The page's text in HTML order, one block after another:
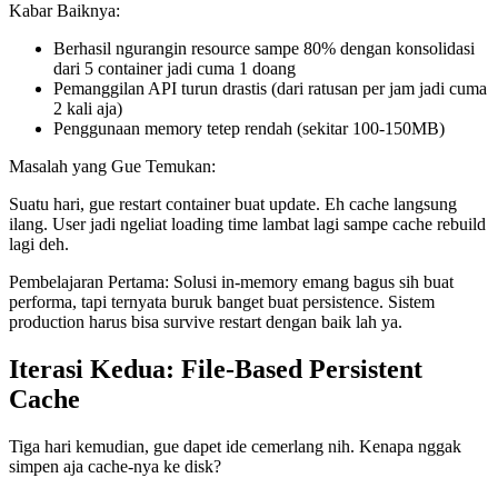
Kabar Baiknya:
Berhasil ngurangin resource sampe 80% dengan konsolidasi
dari 5 container jadi cuma 1 doang
Pemanggilan API turun drastis (dari ratusan per jam jadi cuma
2 kali aja)
Penggunaan memory tetep rendah (sekitar 100-150MB)
Masalah yang Gue Temukan:
Suatu hari, gue restart container buat update. Eh cache langsung
ilang. User jadi ngeliat loading time lambat lagi sampe cache rebuild
lagi deh.
Pembelajaran Pertama: Solusi in-memory emang bagus sih buat
performa, tapi ternyata buruk banget buat persistence. Sistem
production harus bisa survive restart dengan baik lah ya.
Iterasi Kedua: File-Based Persistent
Cache
Tiga hari kemudian, gue dapet ide cemerlang nih. Kenapa nggak
simpen aja cache-nya ke disk?